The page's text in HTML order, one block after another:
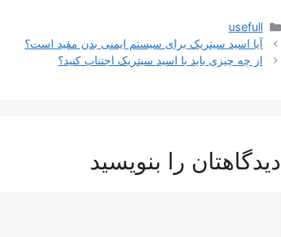
دسته‌ها
usefull
آیا اسید سیتریک برای سیستم ایمنی بدن مفید است؟
از چه چیزی باید با اسید سیتریک اجتناب کنید؟
دیدگاهتان را بنویسید